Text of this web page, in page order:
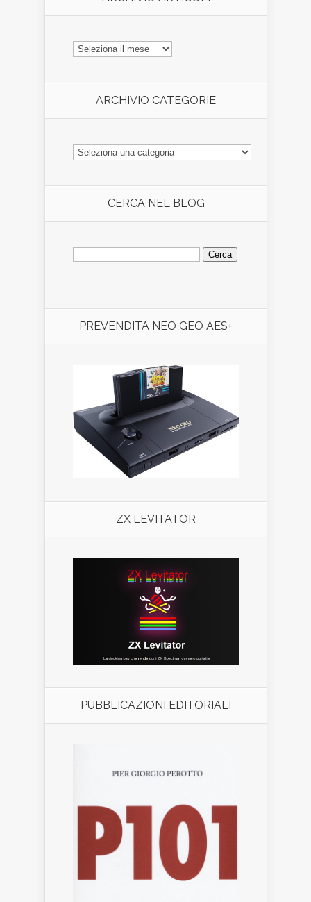
ARCHIVIO
ARTICOLI
ARCHIVIO CATEGORIE
ARCHIVIO
CATEGORIE
CERCA NEL BLOG
Ricerca
per:
PREVENDITA NEO GEO AES+
ZX LEVITATOR
PUBBLICAZIONI EDITORIALI